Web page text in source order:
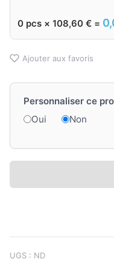
0 pcs × 108,60 € =
Ajouter aux favoris
Personnaliser ce
Oui
Non
UGS : ND